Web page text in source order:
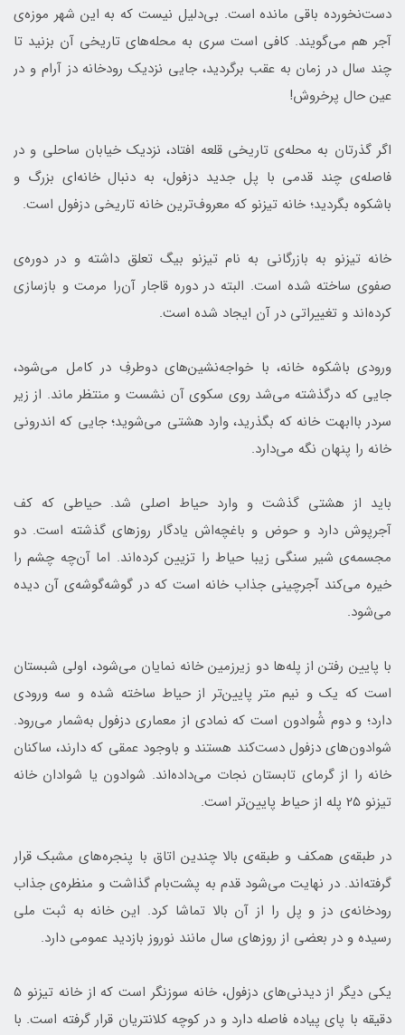
دست‌نخورده باقی مانده است. بی‌دلیل نیست که به این شهر موزه‌‌ی
آجر هم می‌گویند. کافی است سری به محله‌های تاریخی آن بزنید تا
چند سال در زمان به عقب برگردید، جایی نزدیک رودخانه‌ دز آرام و در
عین حال پرخروش!
اگر گذرتان به محله‌ی تاریخی قلعه افتاد، نزدیک خیابان ساحلی و در
فاصله‌ی چند قدمی با پل جدید دزفول، به دنبال خانه‌ای بزرگ و
باشکوه بگردید؛ خانه‌ تیزنو که معروف‌ترین خانه‌ تاریخی دزفول است.
خانه تیزنو به بازرگانی به نام تیزنو بیگ تعلق داشته و در دوره‌ی
صفوی ساخته شده است. البته در دوره قاجار آن‌را مرمت و بازسازی
کرده‌اند و تغییراتی در آن ایجاد شده است.
ورودی باشکوه خانه، با خواجه‌نشین‌های دوطرفِ در کامل می‌شود،
جایی که درگذشته می‌شد روی سکوی آن نشست و منتظر ماند. از زیر
سردر باابهت خانه که بگذرید، وارد هشتی می‌شوید؛ جایی که اندرونی
خانه را پنهان نگه می‌دارد.
باید از هشتی گذشت و وارد حیاط اصلی شد. حیاطی که کف
آجرپوش دارد و حوض و باغچه‌اش یادگار روزهای گذشته‌ است. دو
مجسمه‌ی شیر سنگی زیبا حیاط را تزیین کرده‌اند. اما آن‌چه چشم را
خیره می‌کند آجرچینی جذاب خانه است که در گوشه‌گوشه‌ی آن دیده
می‌شود.
با پایین رفتن از پله‌ها دو زیرزمین خانه نمایان می‌شود، اولی شبستان
است که یک و نیم متر پایین‌تر از حیاط ساخته شده و سه ورودی
دارد؛ و دوم شُوادون است که نمادی از معماری دزفول به‌شمار می‌رود.
شوادون‌های دزفول دست‌کند هستند و باوجود عمقی که دارند، ساکنان
خانه را از گرمای تابستان نجات می‌داده‌اند. شوادون یا شوادان خانه
تیزنو ۲۵ پله از حیاط پایین‌تر است.
در طبقه‌ی همکف و طبقه‌ی بالا چندین اتاق با پنجره‌های مشبک قرار
گرفته‌اند. در نهایت می‌شود قدم به پشت‌بام گذاشت و منظره‌ی جذاب
رودخانه‌ی دز و پل را از آن بالا تماشا کرد. این خانه به ثبت ملی
رسیده و در بعضی از روزهای سال مانند نوروز بازدید عمومی دارد.
یکی دیگر از دیدنی‌های دزفول، خانه سوزنگر است که از خانه تیزنو ۵
دقیقه با پای پیاده فاصله دارد و در کوچه کلانتریان قرار گرفته است. با